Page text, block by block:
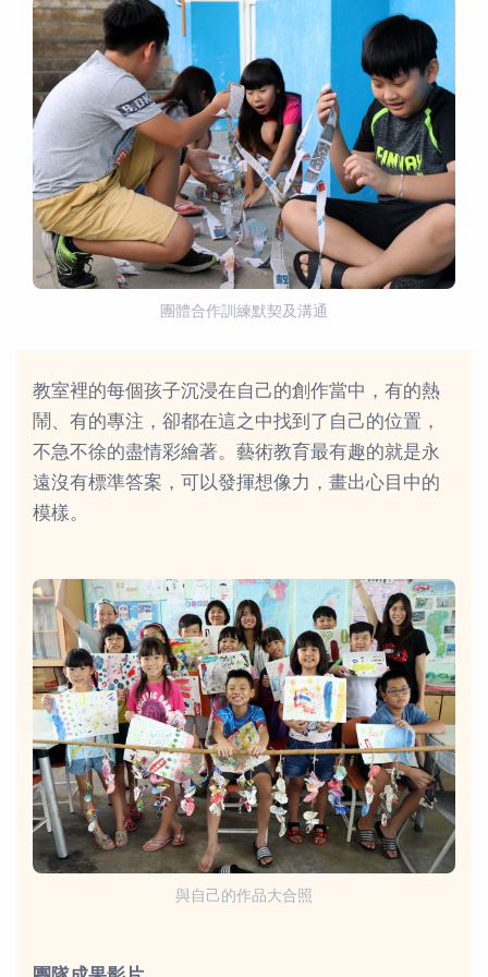
團體合作訓練默契及溝通
教室裡的每個孩子沉浸在自己的創作當中，有的熱
鬧、有的專注，卻都在這之中找到了自己的位置，
不急不徐的盡情彩繪著。藝術教育最有趣的就是永
遠沒有標準答案，可以發揮想像力，畫出心目中的
模樣。
與自己的作品大合照